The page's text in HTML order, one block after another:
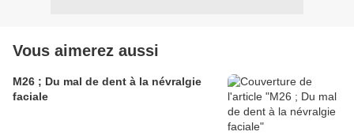
Vous aimerez aussi
M26 ; Du mal de dent à la névralgie
faciale